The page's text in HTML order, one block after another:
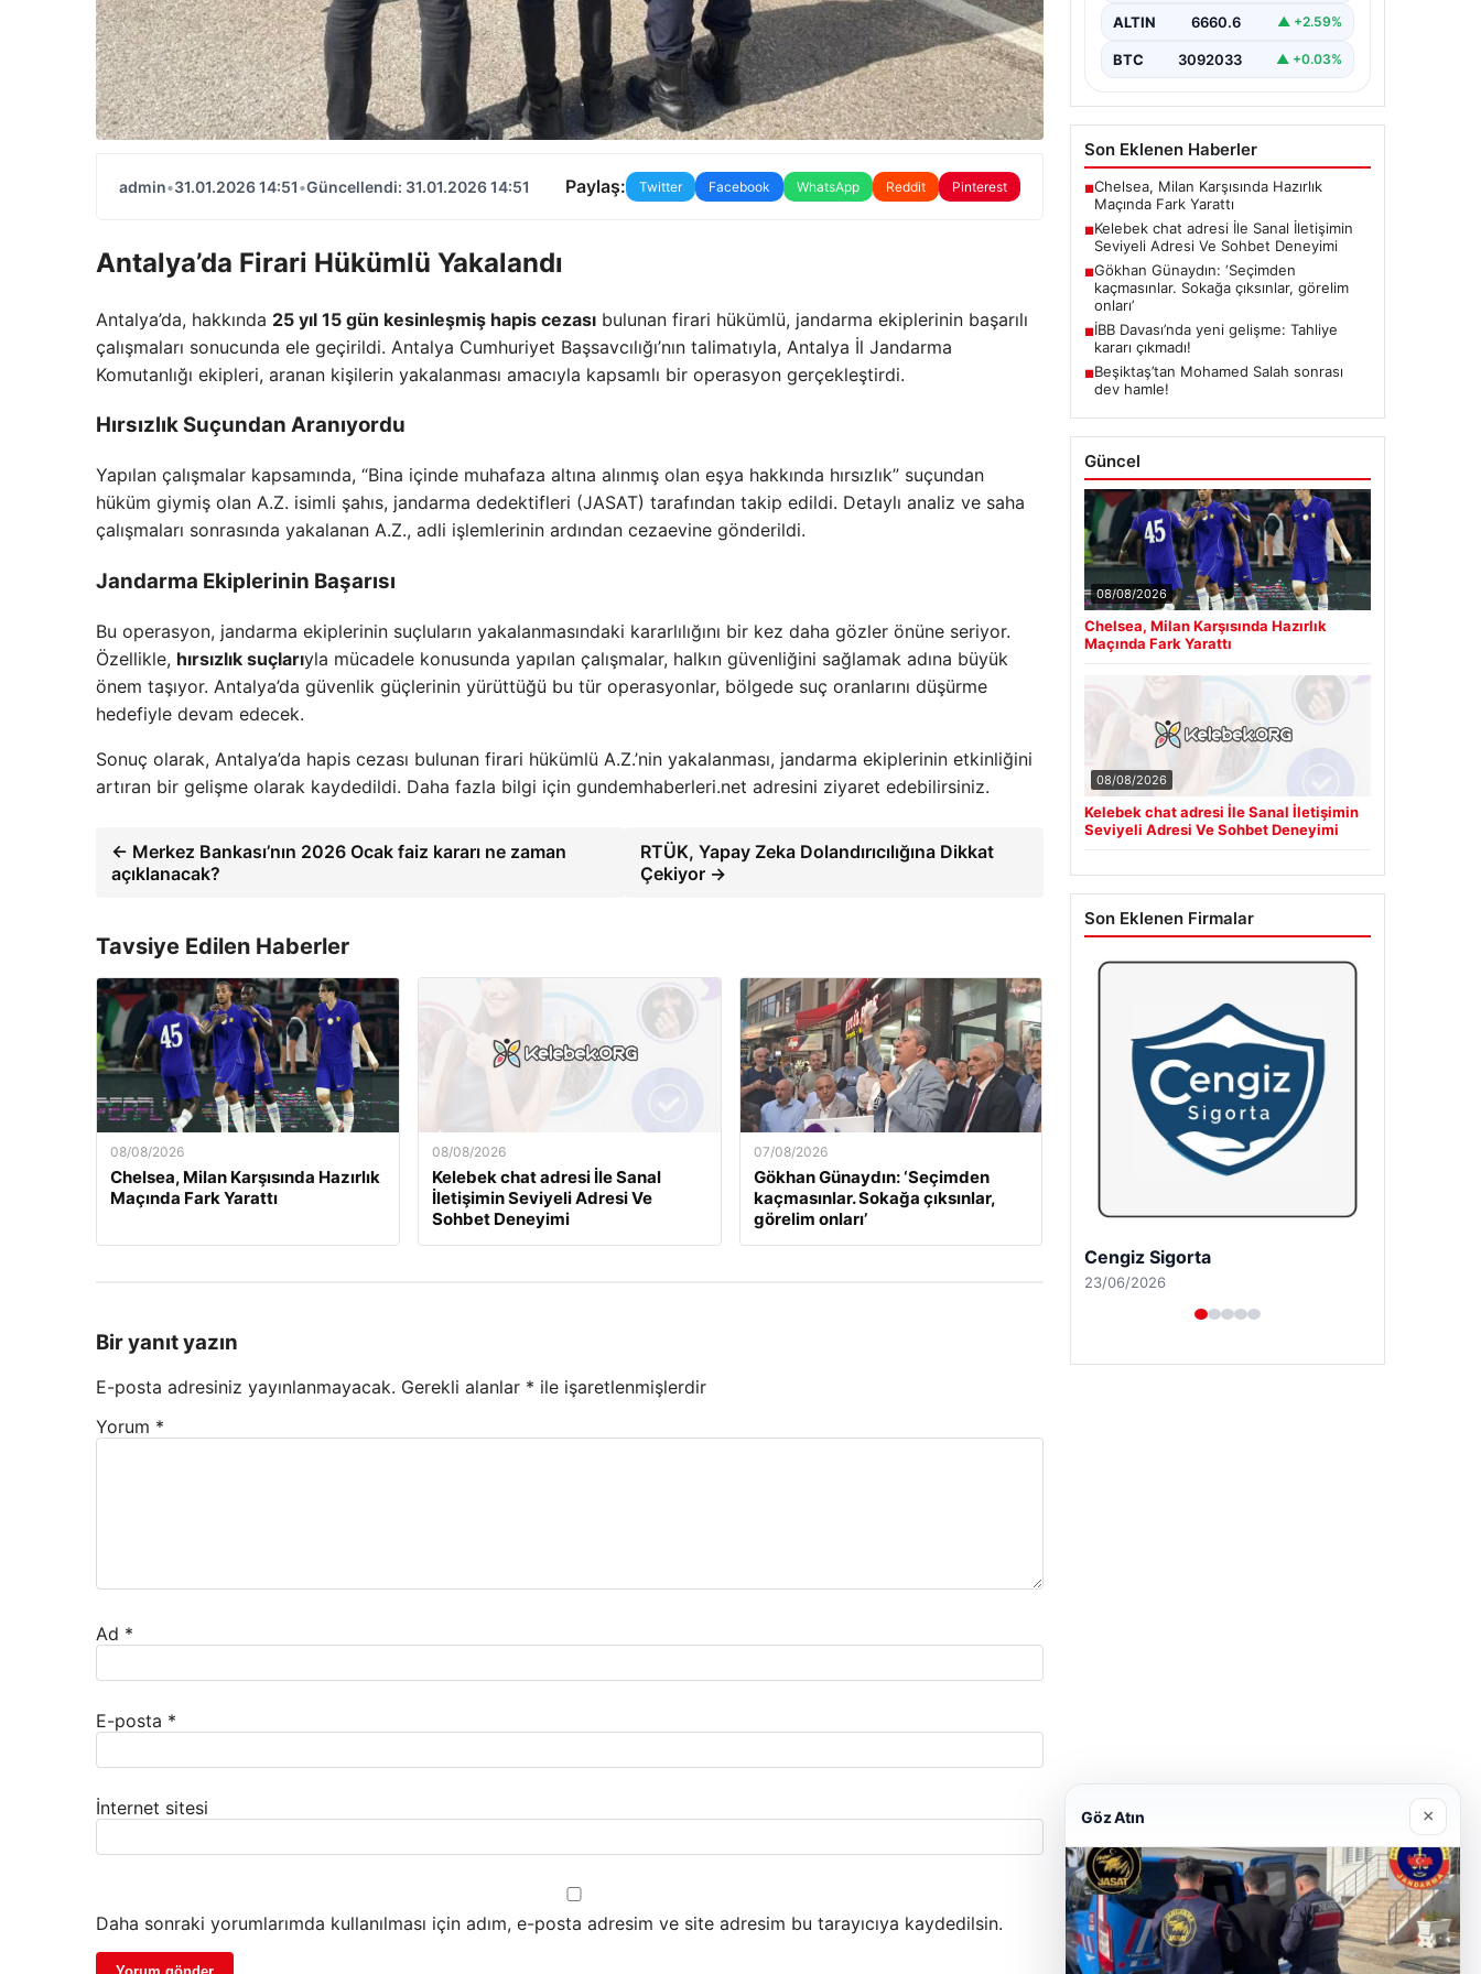
admin•31.01.2026 14:51•Güncellendi: 31.01.2026 14:51 Paylaş: Twitter Facebook WhatsApp Reddit Pinterest
Antalya’da Firari Hükümlü Yakalandı
Antalya’da, hakkında 25 yıl 15 gün kesinleşmiş hapis cezası bulunan firari hükümlü, jandarma ekiplerinin başarılı
çalışmaları sonucunda ele geçirildi. Antalya Cumhuriyet Başsavcılığı’nın talimatıyla, Antalya İl Jandarma
Komutanlığı ekipleri, aranan kişilerin yakalanması amacıyla kapsamlı bir operasyon gerçekleştirdi.
Hırsızlık Suçundan Aranıyordu
Yapılan çalışmalar kapsamında, “Bina içinde muhafaza altına alınmış olan eşya hakkında hırsızlık” suçundan
hüküm giymiş olan A.Z. isimli şahıs, jandarma dedektifleri (JASAT) tarafından takip edildi. Detaylı analiz ve saha
çalışmaları sonrasında yakalanan A.Z., adli işlemlerinin ardından cezaevine gönderildi.
Jandarma Ekiplerinin Başarısı
Bu operasyon, jandarma ekiplerinin suçluların yakalanmasındaki kararlılığını bir kez daha gözler önüne seriyor.
Özellikle, hırsızlık suçlarıyla mücadele konusunda yapılan çalışmalar, halkın güvenliğini sağlamak adına büyük
önem taşıyor. Antalya’da güvenlik güçlerinin yürüttüğü bu tür operasyonlar, bölgede suç oranlarını düşürme
hedefiyle devam edecek.
Sonuç olarak, Antalya’da hapis cezası bulunan firari hükümlü A.Z.’nin yakalanması, jandarma ekiplerinin etkinliğini
artıran bir gelişme olarak kaydedildi. Daha fazla bilgi için gundemhaberleri.net adresini ziyaret edebilirsiniz.
← Merkez Bankası’nın 2026 Ocak faiz kararı ne zaman
açıklanacak?
RTÜK, Yapay Zeka Dolandırıcılığına Dikkat
Çekiyor →
Tavsiye Edilen Haberler
08/08/2026
Chelsea, Milan Karşısında Hazırlık
Maçında Fark Yarattı
08/08/2026
Kelebek chat adresi İle Sanal
İletişimin Seviyeli Adresi Ve
Sohbet Deneyimi
07/08/2026
Gökhan Günaydın: ‘Seçimden
kaçmasınlar. Sokağa çıksınlar,
görelim onları’
Bir yanıt yazın
E-posta adresiniz yayınlanmayacak. Gerekli alanlar * ile işaretlenmişlerdir
Yorum *
Ad *
E-posta *
İnternet sitesi
Daha sonraki yorumlarımda kullanılması için adım, e-posta adresim ve site adresim bu tarayıcıya kaydedilsin.
Güncel olarak…
ALTIN 6660.6 ▲ +2.59%
BTC 3092033 ▲ +0.03%
Son Eklenen Haberler
■Chelsea, Milan Karşısında Hazırlık
Maçında Fark Yarattı
■Kelebek chat adresi İle Sanal İletişimin
Seviyeli Adresi Ve Sohbet Deneyimi
■Gökhan Günaydın: ‘Seçimden
kaçmasınlar. Sokağa çıksınlar, görelim
onları’
■İBB Davası’nda yeni gelişme: Tahliye
kararı çıkmadı!
■Beşiktaş’tan Mohamed Salah sonrası
dev hamle!
Güncel
08/08/2026
Chelsea, Milan Karşısında Hazırlık
Maçında Fark Yarattı
08/08/2026
Kelebek chat adresi İle Sanal İletişimin
Seviyeli Adresi Ve Sohbet Deneyimi
Son Eklenen Firmalar
Hastaş Beton
26/05/2026
Göz Atın ×